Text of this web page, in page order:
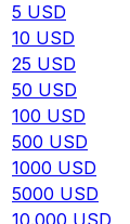
5 USD
10 USD
25 USD
50 USD
100 USD
500 USD
1000 USD
5000 USD